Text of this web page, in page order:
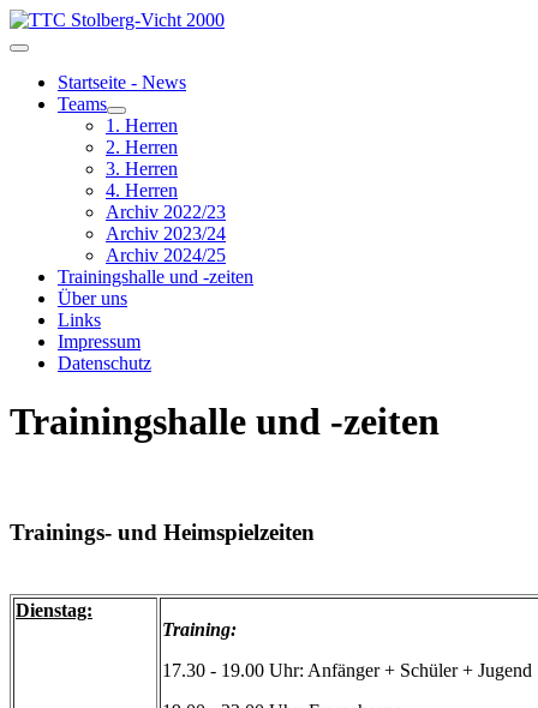
Startseite - News
Teams
1. Herren
2. Herren
3. Herren
4. Herren
Archiv 2022/23
Archiv 2023/24
Archiv 2024/25
Trainingshalle und -zeiten
Über uns
Links
Impressum
Datenschutz
Trainingshalle und -zeiten
Trainings- und Heimspielzeiten
Dienstag:
Training:
17.30 - 19.00 Uhr: Anfänger + Schüler + Jugend